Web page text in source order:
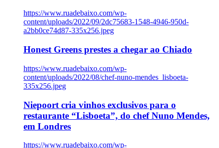
https://www.ruadebaixo.com/wp-
content/uploads/2022/09/2dc75683-1548-4946-950d-
a2bb0ce74d87-335x256.jpeg
Honest Greens prestes a chegar ao Chiado
https://www.ruadebaixo.com/wp-
content/uploads/2022/08/chef-nuno-mendes_lisboeta-
335x256.jpeg
Niepoort cria vinhos exclusivos para o
restaurante “Lisboeta”, do chef Nuno Mendes,
em Londres
https://www.ruadebaixo.com/wp-